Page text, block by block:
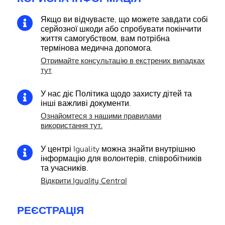

Якщо ви відчуваєте, що можете завдати собі
серйозної шкоди або спробувати покінчити
життя самогубством, вам потрібна
термінова медична допомога.
Отримайте консультацію в екстрених випадках
тут

У нас діє Політика щодо захисту дітей та
інші важливі документи.
Ознайомтеся з нашими правилами
використання тут.

У центрі Iguality можна знайти внутрішню
інформацію для волонтерів, співробітників
та учасників.
Відкрити Iguality Central
РЕЄСТРАЦІЯ